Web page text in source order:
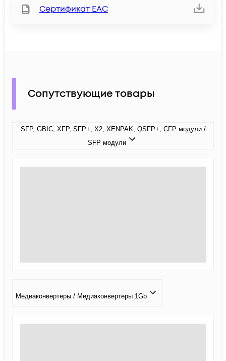
Сертификат ЕАС
Сопутствующие товары
SFP, GBIC, XFP, SFP+, X2, XENPAK, QSFP+, CFP модули /
SFP модули
Медиаконвертеры / Медиаконвертеры 1Gb